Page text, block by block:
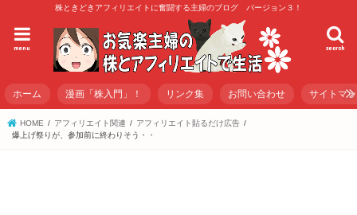
株ときどきアフィリエイトに奮闘する主婦のブログ バージョン３！
search
menu
ホーム 漫画「株入門」！ リンク集 お問い合わせ サイトマ
HOME アフィリエイト関連
アフィリエイト貼るだけ広告
爆上げ祭りが、参加前に終わりそう・・